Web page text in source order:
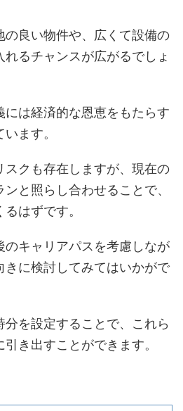
の良い物件や、広くて設備の
るチャンスが広がるでしょ
には経済的な恩恵をもたらす
ます。
スクも存在しますが、現在の
と照らし合わせることで、
はずです。
のキャリアパスを考慮しなが
きに検討してみてはいかがで
を設定することで、これら
き出すことができます。